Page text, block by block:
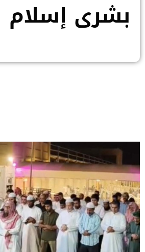
بشرى إسلام